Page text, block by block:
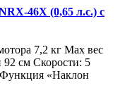
46X (0,65 л.с.) с
7,2 кг Мах вес
см Скорости: 5
Функция «Наклон